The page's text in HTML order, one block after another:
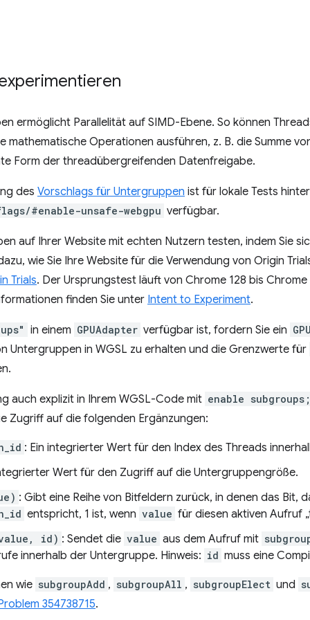
ermöglicht Parallelität auf SIMD-Ebene. So können
mathematische Operationen ausführen, z. B. die Summe
Form der threadübergreifenden Datenfreigabe.
des Vorschlags für Untergruppen ist für lokale Tests
#enable-unsafe-webgpu verfügbar.
auf Ihrer Website mit echten Nutzern testen, indem Sie
wie Sie Ihre Website für die Verwendung von Origin
Trials. Der Ursprungstest läuft von Chrome 128 bis Chrome
finden Sie unter Intent to Experiment.
in einem GPUAdapter verfügbar ist, fordern Sie ein
Untergruppen in WGSL zu erhalten und die Grenzwerte für
auch explizit in Ihrem WGSL-Code mit enable subgroups;
Zugriff auf die folgenden Ergänzungen:
: Ein integrierter Wert für den Index des Threads
Wert für den Zugriff auf die Untergruppengröße.
: Gibt eine Reihe von Bitfeldern zurück, in denen das Bit,
entspricht, 1 ist, wenn value für diesen aktiven Aufruf
id) : Sendet die value aus dem Aufruf mit
innerhalb der Untergruppe. Hinweis: id muss eine
wie subgroupAdd , subgroupAll , subgroupElect und
354738715.